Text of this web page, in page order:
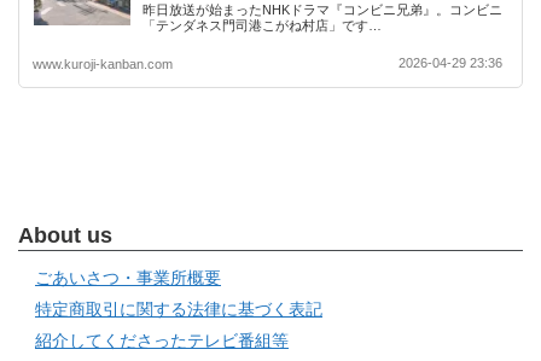
昨日放送が始まったNHKドラマ『コンビニ兄弟』。コンビニ
「テンダネス門司港こがね村店」です…
www.kuroji-kanban.com 2026-04-29 23:36
About us
ごあいさつ・事業所概要
特定商取引に関する法律に基づく表記
紹介してくださったテレビ番組等